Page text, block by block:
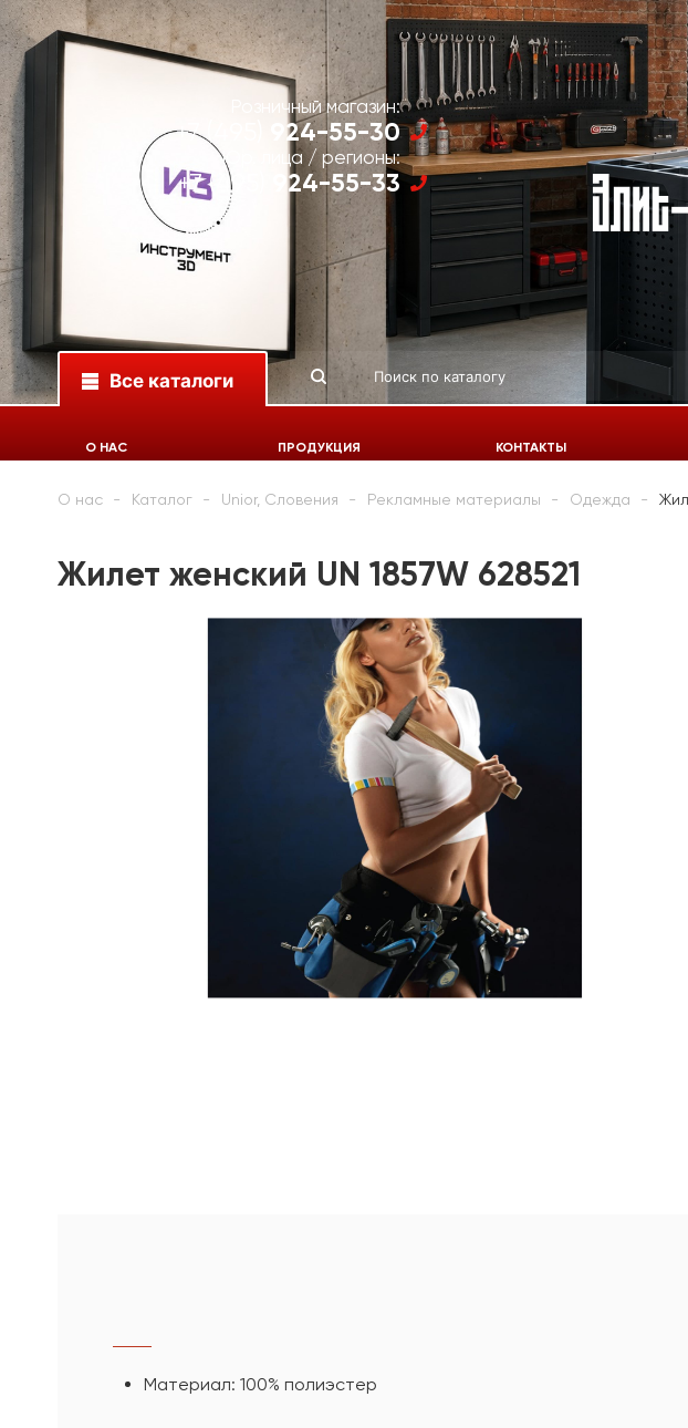
Розничный магазин:
+7 (495) 924-55-30
Юр. лица / регионы:
+7 (495) 924-55-33
Все каталоги
О НАС ПРОДУКЦИЯ КОНТАКТЫ
О нас Каталог Unior, Словения Рекламные материалы Одежда
Жилет женский UN 1857W 628521
Материал: 100% полиэстер